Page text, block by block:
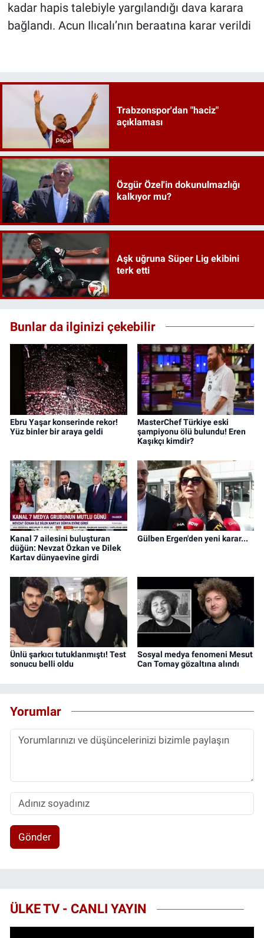
kadar hapis talebiyle yargılandığı dava karara
bağlandı. Acun Ilıcalı’nın beraatına karar verildi
Trabzonspor'dan "haciz"
açıklaması
Özgür Özel'in dokunulmazlığı
kalkıyor mu?
Aşk uğruna Süper Lig ekibini
terk etti
Bunlar da ilginizi çekebilir
Ebru Yaşar konserinde rekor!
Yüz binler bir araya geldi
MasterChef Türkiye eski
şampiyonu ölü bulundu! Eren
Kaşıkçı kimdir?
Kanal 7 ailesini buluşturan
düğün: Nevzat Özkan ve Dilek
Kartav dünyaevine girdi
Gülben Ergen'den yeni karar...
Ünlü şarkıcı tutuklanmıştı! Test
sonucu belli oldu
Sosyal medya fenomeni Mesut
Can Tomay gözaltına alındı
Yorumlar
Gönder
ÜLKE TV - CANLI YAYIN